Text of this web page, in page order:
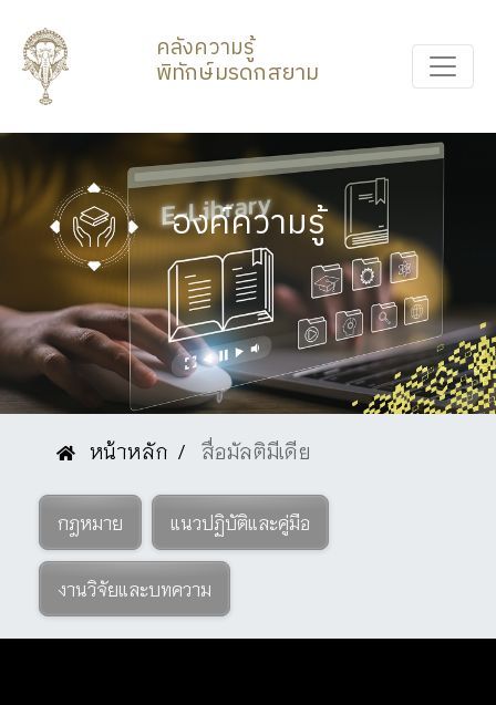
คลังความรู้
พิทักษ์มรดกสยาม
องค์ความรู้
หน้าหลัก สื่อมัลติมีเดีย
กฎหมาย แนวปฏิบัติและคู่มือ
งานวิจัยและบทความ